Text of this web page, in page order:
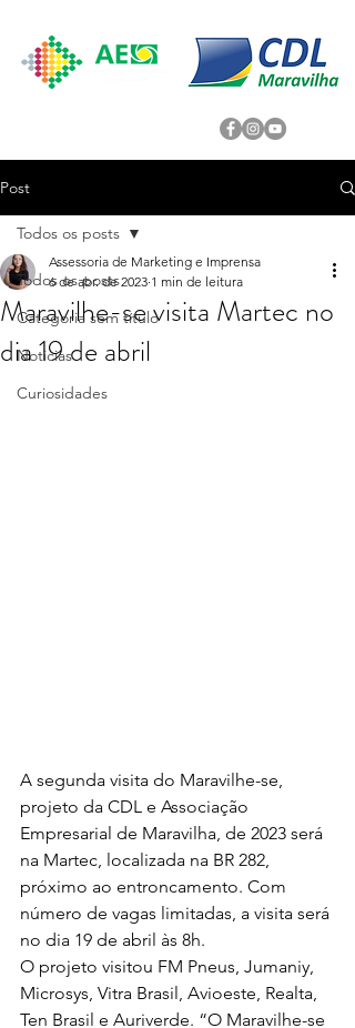
Post
Todos os posts
Categoria sem título
Noticias
Curiosidades
Todos os posts
Maravilhe-se visita Martec no
dia 19 de abril
Assessoria de Marketing e Imprensa
6 de abr. de 2023 1 min de leitura
A segunda visita do Maravilhe-se,
projeto da CDL e Associação
Empresarial de Maravilha, de 2023 será
na Martec, localizada na BR 282,
próximo ao entroncamento. Com
número de vagas limitadas, a visita será
no dia 19 de abril às 8h.
O projeto visitou FM Pneus, Jumaniy,
Microsys, Vitra Brasil, Avioeste, Realta,
Ten Brasil e Auriverde. “O Maravilhe-se